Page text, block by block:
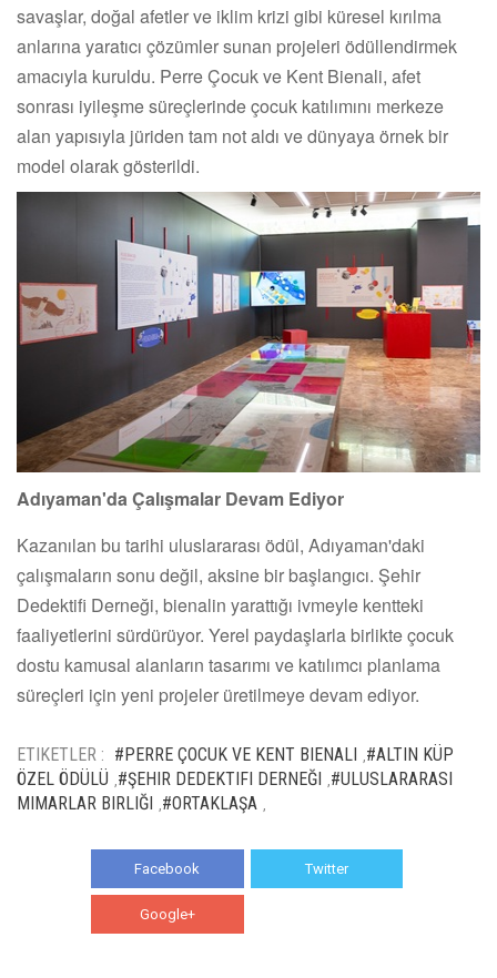
savaşlar, doğal afetler ve iklim krizi gibi küresel kırılma
anlarına yaratıcı çözümler sunan projeleri ödüllendirmek
amacıyla kuruldu. Perre Çocuk ve Kent Bienali, afet
sonrası iyileşme süreçlerinde çocuk katılımını merkeze
alan yapısıyla jüriden tam not aldı ve dünyaya örnek bir
model olarak gösterildi.
Adıyaman'da Çalışmalar Devam Ediyor
Kazanılan bu tarihi uluslararası ödül, Adıyaman'daki
çalışmaların sonu değil, aksine bir başlangıcı. Şehir
Dedektifi Derneği, bienalin yarattığı ivmeyle kentteki
faaliyetlerini sürdürüyor. Yerel paydaşlarla birlikte çocuk
dostu kamusal alanların tasarımı ve katılımcı planlama
süreçleri için yeni projeler üretilmeye devam ediyor.
ETIKETLER : #PERRE ÇOCUK VE KENT BIENALI #ALTIN KÜP
ÖZEL ÖDÜLÜ #ŞEHIR DEDEKTIFI DERNEĞI #ULUSLARARASI
MIMARLAR BIRLIĞI #ORTAKLAŞA
Facebook Twitter
Google+